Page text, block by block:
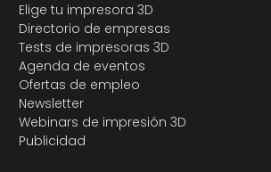
Elige tu impresora 3D
Directorio de empresas
Tests de impresoras 3D
Agenda de eventos
Ofertas de empleo
Newsletter
Webinars de impresión 3D
Publicidad